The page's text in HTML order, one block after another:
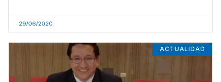
29/06/2020
ACTUALIDAD